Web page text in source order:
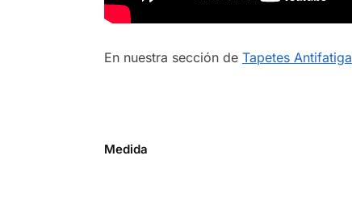
En nuestra sección de Tapetes Antifatiga
Medida